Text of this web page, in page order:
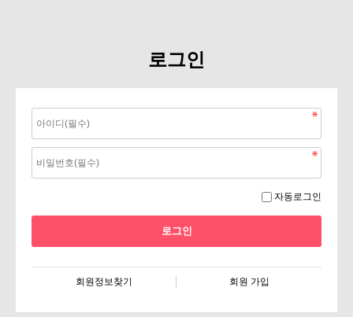
로그인
자동로그인
회원정보찾기 회원 가입